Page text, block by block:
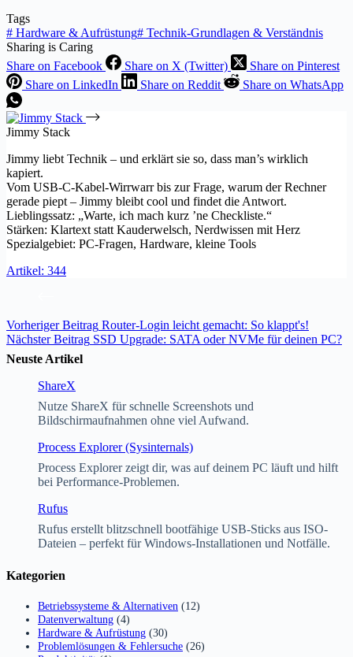
Tags
# Hardware & Aufrüstung# Technik-Grundlagen & Verständnis
Sharing is Caring
Share on Facebook
Share on X (Twitter)
Share on Pinterest
Share on LinkedIn
Share on Reddit Share on WhatsApp
Jimmy Stack
Jimmy liebt Technik – und erklärt sie so, dass man’s wirklich
kapiert.
Vom USB-C-Kabel-Wirrwarr bis zur Frage, warum der Rechner
gerade piept – Jimmy bleibt cool und findet die Antwort.
Lieblingssatz: „Warte, ich mach kurz ’ne Checkliste.“
Stärken: Klartext statt Kauderwelsch, Nerdwissen mit Herz
Spezialgebiet: PC-Fragen, Hardware, kleine Tools
Artikel: 344
VorherigerBeitrag Router-Login leicht gemacht: So klappt's!
NächsterBeitrag SSD Upgrade: SATA oder NVMe für deinen PC?
Neuste Artikel
ShareX
Nutze ShareX für schnelle Screenshots und
Bildschirmaufnahmen ohne viel Aufwand.
Process Explorer (Sysinternals)
Process Explorer zeigt dir, was auf deinem PC läuft und hilft
bei Performance-Problemen.
Rufus
Rufus erstellt blitzschnell bootfähige USB-Sticks aus ISO-
Dateien – perfekt für Windows-Installationen und Notfälle.
Kategorien
Betriebssysteme & Alternativen (12)
Datenverwaltung (4)
Hardware & Aufrüstung (30)
Problemlösungen & Fehlersuche (26)